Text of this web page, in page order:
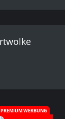
PREMIUM WERBUNG